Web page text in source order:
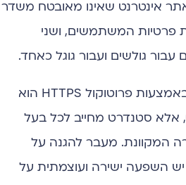
אתר אינטרנט שאינו מאובטח משדר
פרטיות המשתמשים, ושני
גולשים ועבור גוגל כאחד.
המעבר לאתר מאובטח באמצעות פרוטוקול HTTPS הוא
אלא סטנדרט מחייב לכל בעל
המקוונת. מעבר להגנה על
השפעה ישירה ועוצמתית על